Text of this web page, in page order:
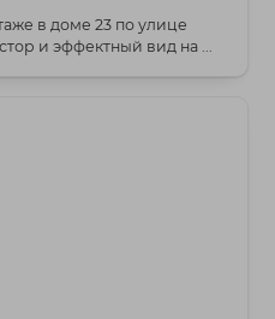
в доме 23 по улице
и эффектный вид на ...